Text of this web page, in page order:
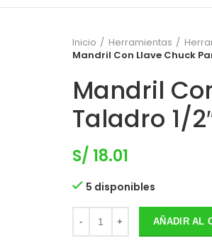
Inicio Herramientas
Mandril Con Llave Chuck
Mandril
Taladro 1/
S/ 18.01
5 disponibles
AÑADIR AL